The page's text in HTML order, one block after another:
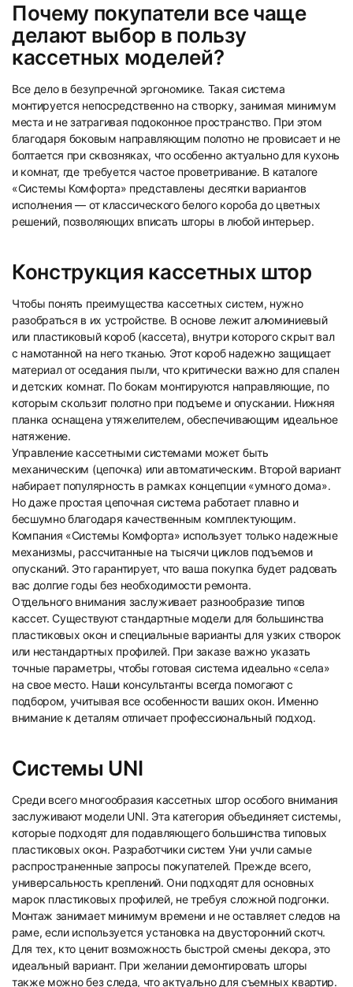
5
7 8
9 10
11 12
13 14
15 16
17 18
19 20
Почему покупатели все чаще
делают выбор в пользу
кассетных моделей?
Все дело в безупречной эргономике. Такая система
монтируется непосредственно на створку, занимая минимум
места и не затрагивая подоконное пространство. При этом
благодаря боковым направляющим полотно не провисает и не
болтается при сквозняках, что особенно актуально для кухонь
и комнат, где требуется частое проветривание. В каталоге
«Системы Комфорта» представлены десятки вариантов
исполнения — от классического белого короба до цветных
решений, позволяющих вписать шторы в любой интерьер.
Конструкция кассетных штор
Чтобы понять преимущества кассетных систем, нужно
разобраться в их устройстве. В основе лежит алюминиевый
или пластиковый короб (кассета), внутри которого скрыт вал
с намотанной на него тканью. Этот короб надежно защищает
материал от оседания пыли, что критически важно для спален
и детских комнат. По бокам монтируются направляющие, по
которым скользит полотно при подъеме и опускании. Нижняя
планка оснащена утяжелителем, обеспечивающим идеальное
натяжение.
Управление кассетными системами может быть
механическим (цепочка) или автоматическим. Второй вариант
набирает популярность в рамках концепции «умного дома».
Но даже простая цепочная система работает плавно и
бесшумно благодаря качественным комплектующим.
Компания «Системы Комфорта» использует только надежные
механизмы, рассчитанные на тысячи циклов подъемов и
опусканий. Это гарантирует, что ваша покупка будет радовать
вас долгие годы без необходимости ремонта.
Отдельного внимания заслуживает разнообразие типов
кассет. Существуют стандартные модели для большинства
пластиковых окон и специальные варианты для узких створок
или нестандартных профилей. При заказе важно указать
точные параметры, чтобы готовая система идеально «села»
на свое место. Наши консультанты всегда помогают с
подбором, учитывая все особенности ваших окон. Именно
внимание к деталям отличает профессиональный подход.
Системы UNI
Среди всего многообразия кассетных штор особого внимания
заслуживают модели UNI. Эта категория объединяет системы,
которые подходят для подавляющего большинства типовых
пластиковых окон. Разработчики систем Уни учли самые
распространенные запросы покупателей. Прежде всего,
универсальность креплений. Они подходят для основных
марок пластиковых профилей, не требуя сложной подгонки.
Монтаж занимает минимум времени и не оставляет следов на
раме, если используется установка на двусторонний скотч.
Для тех, кто ценит возможность быстрой смены декора, это
идеальный вариант. При желании демонтировать шторы
также можно без следа, что актуально для съемных квартир.